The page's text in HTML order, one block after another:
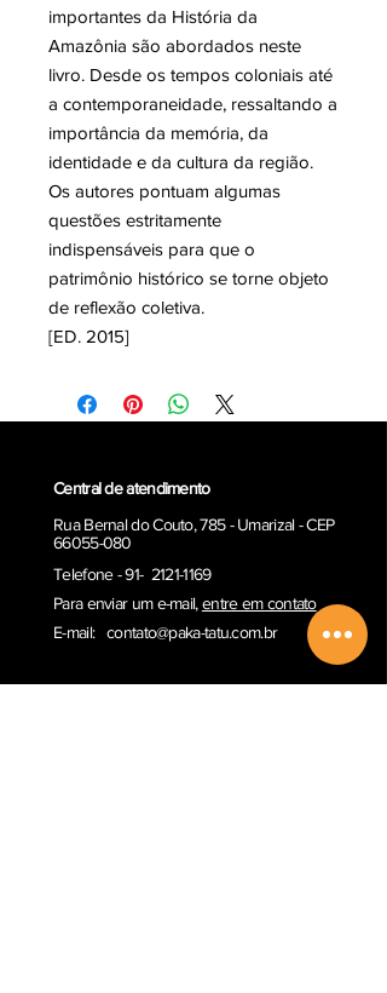
importantes da História da
Amazônia são abordados neste
livro. Desde os tempos coloniais até
a contemporaneidade, ressaltando a
importância da memória, da
identidade e da cultura da região.
Os autores pontuam algumas
questões estritamente
indispensáveis para que o
patrimônio histórico se torne objeto
de reflexão coletiva.
[ED. 2015]
Central de atendimento
Rua Bernal do Couto, 785 - Umarizal - CEP
66055-080
Telefone - 91- 2121-1169
Para enviar um e-mail,entre em contato
E-mail: contato@paka-tatu.com.br
Informações